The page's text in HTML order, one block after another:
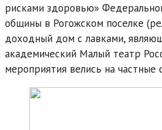
рисками здоровью»
общины в Рогожском поселке
доходный дом с лавками,
академический Малый театр
мероприятия велись на частные